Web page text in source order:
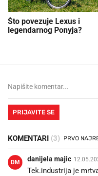
Što povezuje Lexus i
legendarnog Ponyja?
PRIJAVITE SE
KOMENTARI (3)
DM danijela majic
Tek.industrija je